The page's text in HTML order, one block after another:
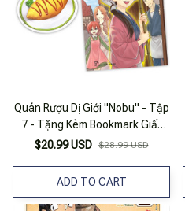
Quán Rượu Dị Giới "Nobu" - Tập
7 - Tặng Kèm Bookmark Giấy
Hình Món Ăn
$20.99 USD $28.99 USD
ADD TO CART